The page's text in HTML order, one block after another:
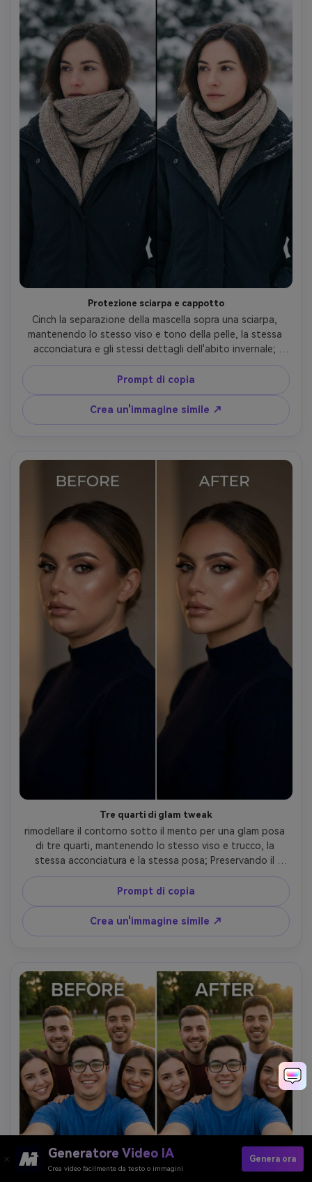
Protezione sciarpa e cappotto
Cinch la separazione della mascella sopra una sciarpa,
mantenendo lo stesso viso e tono della pelle, la stessa
acconciatura e gli stessi dettagli dell'abito invernale;
Conservazione della trama a maglia della sciarpa,
conservazione delle cuciture del cappotto e
conservazione dell'illuminazione e dello sfondo originali- -
ar 4:5
Prompt di copia
Crea un'immagine simile ↗
Tre quarti di glam tweak
rimodellare il contorno sotto il mento per una glam posa
di tre quarti, mantenendo lo stesso viso e trucco, la
stessa acconciatura e la stessa posa; Preservando il
posizionamento dell'evidenziazione della guancia,
preservando l'illuminazione originale e mantenendo
invariati gli orecchini e i dettagli di sfondo- -ar 4:5
Prompt di copia
Crea un'immagine simile ↗
Generatore Video IA
Crea video facilmente da testo o immagini
Genera ora